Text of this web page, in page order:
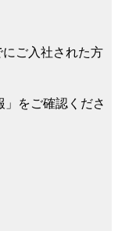
にご入社された方
をご確認くださ